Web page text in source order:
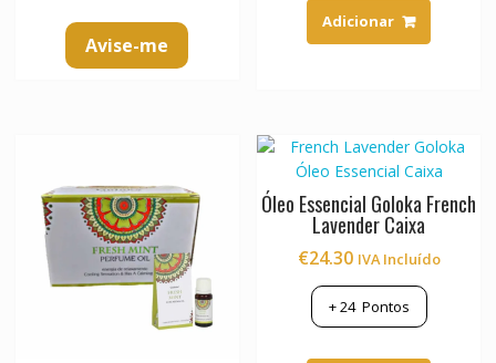
Avise-me
Adicionar
Óleo Essencial Goloka French
Lavender Caixa
€24.30 IVA Incluído
+24Pontos